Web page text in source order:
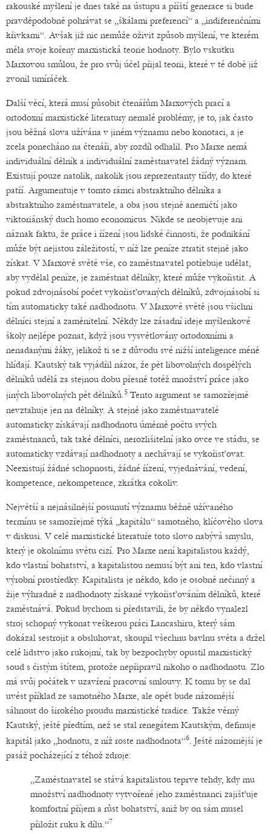
rakouské myšlení je dnes také na ústupu a příští generace si bude
pravděpodobně pohrávat se „škálami preferencí“ a „indiferenčními
křivkami“. Avšak již nic nemůže oživit způsob myšlení, ve kterém
měla svoje kořeny marxistická teorie hodnoty. Bylo vskutku
Marxovou smůlou, že pro svůj účel přijal teorii, které v té době již
zvonil umíráček.
Další věcí, která musí působit čtenářům Marxových prací a
ortodoxní marxistické literatury nemalé problémy, je to, jak často
jsou běžná slova užívána v jiném významu nebo konotaci, a je
zcela ponecháno na čtenáři, aby rozdíl odhalil. Pro Marxe nemá
individuální dělník a individuální zaměstnavatel žádný význam.
Existují pouze natolik, nakolik jsou reprezentanty třídy, do které
patří. Argumentuje v tomto rámci abstraktního dělníka a
abstraktního zaměstnavatele, a oba jsou stejně anemičtí jako
viktoriánský duch homo economicus. Nikde se neobjevuje ani
náznak faktu, že práce i řízení jsou lidské činnosti, že podnikání
může být nejistou záležitostí, v níž lze peníze ztratit stejně jako
získat. V Marxově světě vše, co zaměstnavatel potřebuje udělat,
aby vydělal peníze, je zaměstnat dělníky, které může vykořistit. A
pokud zdvojnásobí počet vykořisťovaných dělníků, zdvojnásobí si
tím automaticky také nadhodnotu. V Marxově světě jsou všichni
dělníci stejní a zaměnitelní. Někdy lze zásadní ideje myšlenkové
školy nejlépe poznat, když jsou vysvětlovány ortodoxními a
nenadanými žáky, jelikož ti se z důvodu své nižší inteligence méně
hlídají. Kautský tak vyjádřil názor, že pět libovolných dospělých
dělníků udělá za stejnou dobu přesně totéž množství práce jako
jiných libovolných pět dělníků.5 Tento argument se samozřejmě
nevztahuje jen na dělníky. A stejně jako zaměstnavatelé
automaticky získávají nadhodnotu úměrně počtu svých
zaměstnanců, tak také dělníci, nerozlišitelní jako ovce ve stádu, se
automaticky vzdávají nadhodnoty a nechávají se vykořisťovat.
Neexistují žádné schopnosti, žádné řízení, vyjednávání, vedení,
kompetence, nekompetence, zkrátka cokoliv.
Největší a nejnásilnější posunutí významu běžně užívaného
termínu se samozřejmě týká „kapitálu“ samotného, klíčového slova
v diskusi. V celé marxistické literatuře toto slovo nabývá smyslu,
který je okolnímu světu cizí. Pro Marxe není kapitalistou každý,
kdo vlastní bohatství, a kapitalistou nemusí být ani ten, kdo vlastní
výrobní prostředky. Kapitalista je někdo, kdo je osobně nečinný a
žije výhradně z nadhodnoty získané vykořisťováním dělníků, které
zaměstnává. Pokud bychom si představili, že by někdo vynalezl
stroj schopný vykonat veškerou práci Lancashiru, který sám
dokázal sestrojit a obsluhovat, skoupil všechnu bavlnu světa a držel
celé lidstvo jako rukojmí, tak by bezpochyby opustil marxistický
soud s čistým štítem, protože nepřipravil nikoho o nadhodnotu. Zlo
má svůj počátek v uzavření pracovní smlouvy. K tomu by se dal
uvést příklad ze samotného Marxe, ale opět bude názornější
sáhnout do širokého proudu marxistické tradice. Takže věrný
Kautský, ještě předtím, než se stal renegátem Kautským, definuje
kapitál jako „hodnotu, z níž roste nadhodnota“6. Ještě názornější je
pasáž pocházející z téhož zdroje:
„Zaměstnavatel se stává kapitalistou teprve tehdy, kdy mu
množství nadhodnoty vytvořené jeho zaměstnanci zajišťuje
komfortní příjem a růst bohatství, aniž by on sám musel
přiložit ruku k dílu.“7